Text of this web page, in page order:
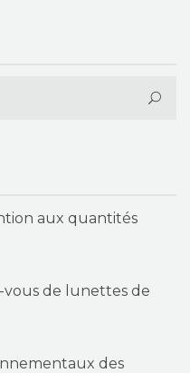
aux quantités
vous de lunettes de
des